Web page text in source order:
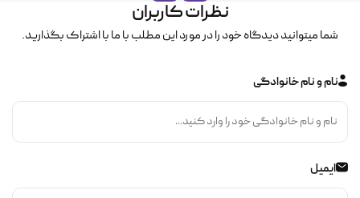
نظرات کاربران
شما میتوانید دیدگاه خود را در مورد این مطلب با ما با اشتراک بگذارید.
نام و نام خانوادگی
ایمیل